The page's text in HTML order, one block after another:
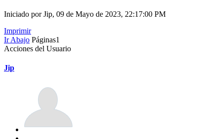
Iniciado por Jip, 09 de Mayo de 2023, 22:17:00 PM
Imprimir
Ir Abajo Páginas1
Acciones del Usuario
Jip